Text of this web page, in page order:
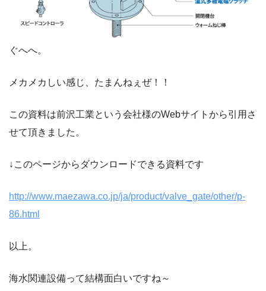
ぐへへ。
メカメカしい感じ、たまんねぇぜ！！
この資料は前沢工業という会社様のWebサイトから引用さ
せて頂きました。
↓このページからダウンロードできる資料です
http://www.maezawa.co.jp/ja/product/valve_gate/other/p-
86.html
以上。
海水関連設備って結構面白いですね～